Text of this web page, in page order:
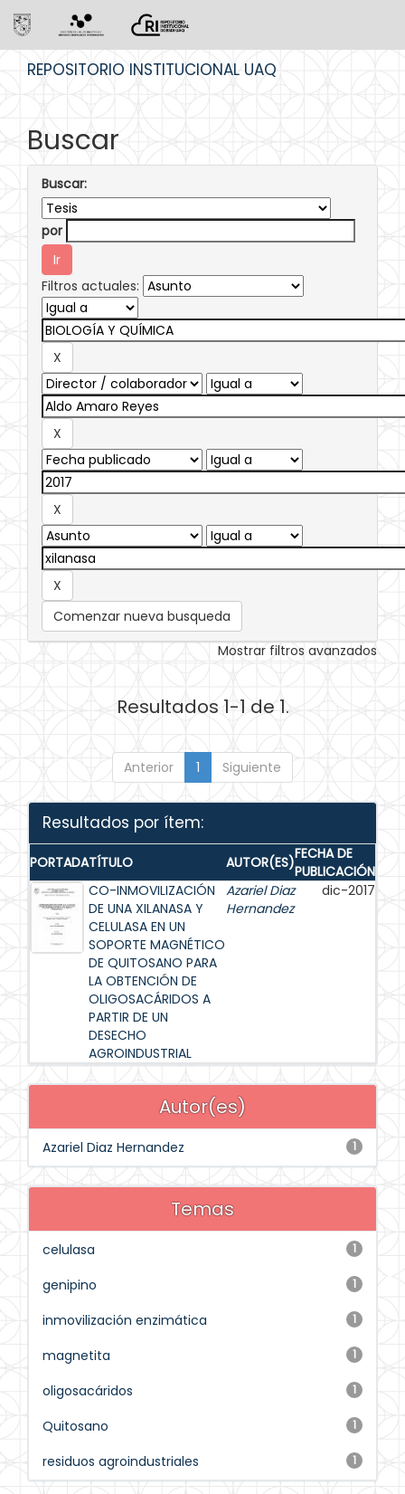
REPOSITORIO INSTITUCIONAL UAQ
Buscar
Buscar:
por
Filtros actuales:
Comenzar nueva busqueda
Mostrar filtros avanzados
Resultados 1-1 de 1.
Anterior 1 Siguiente
Resultados por ítem:
PORTADATÍTULO AUTOR(ES)FECHA DE
PUBLICACIÓN
CO-INMOVILIZACIÓN
DE UNA XILANASA Y
CELULASA EN UN
SOPORTE MAGNÉTICO
DE QUITOSANO PARA
LA OBTENCIÓN DE
OLIGOSACÁRIDOS A
PARTIR DE UN
DESECHO
AGROINDUSTRIAL
Azariel Diaz
Hernandez
dic-2017
Autor(es)
1
Azariel Diaz Hernandez
Temas
1
celulasa
1
genipino
1
inmovilización enzimática
1
magnetita
1
oligosacáridos
1
Quitosano
1
residuos agroindustriales